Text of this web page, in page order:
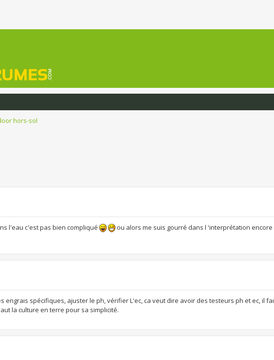
hors-sol
l'eau c'est pas bien compliqué ou alors me suis gourré dans l 'interprétation encore
engrais spécifiques, ajuster le ph, vérifier L'ec, ca veut dire avoir des testeurs ph et ec, il
la culture en terre pour sa simplicité.